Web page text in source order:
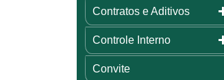
Contratos e Aditivos
Controle Interno
Convite